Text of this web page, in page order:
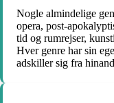
Nogle almindelige
opera, post-
tid og rumrejser,
Hver genre har sin
adskiller sig fra